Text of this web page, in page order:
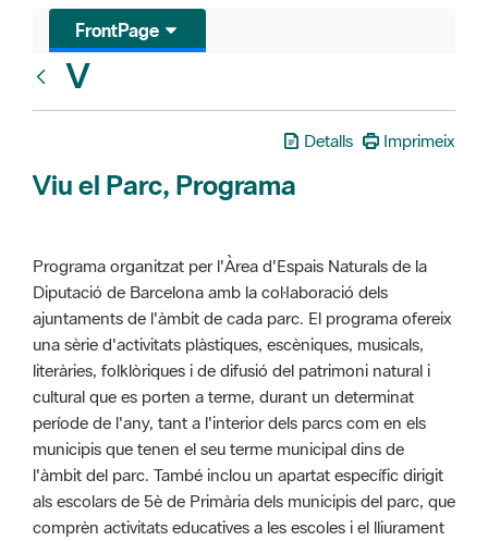
FrontPage
V
Detalls Imprimeix
Viu el Parc, Programa
Programa organitzat per l'Àrea d'Espais Naturals de la
Diputació de Barcelona amb la col·laboració dels
ajuntaments de l'àmbit de cada parc. El programa ofereix
una sèrie d'activitats plàstiques, escèniques, musicals,
literàries, folklòriques i de difusió del patrimoni natural i
cultural que es porten a terme, durant un determinat
període de l'any, tant a l'interior dels parcs com en els
municipis que tenen el seu terme municipal dins de
l'àmbit del parc. També inclou un apartat específic dirigit
als escolars de 5è de Primària dels municipis del parc, que
comprèn activitats educatives a les escoles i el lliurament